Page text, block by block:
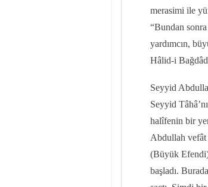
merasimi ile
“Bundan
yardımcın,
Hâlid-i
Seyyid
Seyyid
halîfenin bir
Abdullah vefât
(Büyük
başladı.